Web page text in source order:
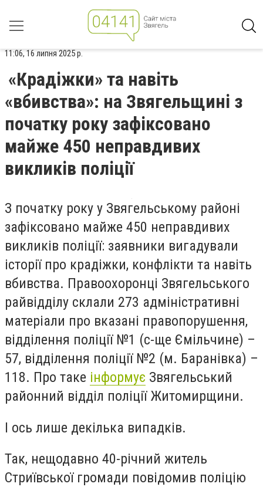
11:06, 16 липня 2025 р.
«Крадіжки» та навіть
«вбивства»: на Звягельщині з
початку року зафіксовано
майже 450 неправдивих
викликів поліції
З початку року у Звягельському районі
зафіксовано майже 450 неправдивих
викликів поліції: заявники вигадували
історії про крадіжки, конфлікти та навіть
вбивства. Правоохоронці Звягельського
райвідділу склали 273 адміністративні
матеріали про вказані правопорушення,
відділення поліції №1 (с-ще Ємільчине) –
57, відділення поліції №2 (м. Баранівка) –
118. Про таке інформує Звягельський
районний відділ поліції Житомирщини.
І ось лише декілька випадків.
Так, нещодавно 40-річний житель
Стриївської громади повідомив поліцію